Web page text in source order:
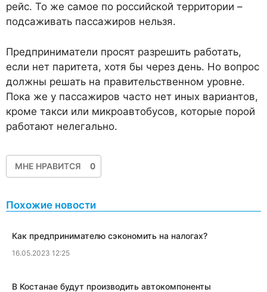
рейс. То же самое по российской территории –
подсаживать пассажиров нельзя.
Предприниматели просят разрешить работать,
если нет паритета, хотя бы через день. Но вопрос
должны решать на правительственном уровне.
Пока же у пассажиров часто нет иных вариантов,
кроме такси или микроавтобусов, которые порой
работают нелегально.
МНЕ НРАВИТСЯ 0
Похожие новости
​Как предпринимателю сэкономить на налогах?
16.05.2023 12:25
​В Костанае будут производить автокомпоненты